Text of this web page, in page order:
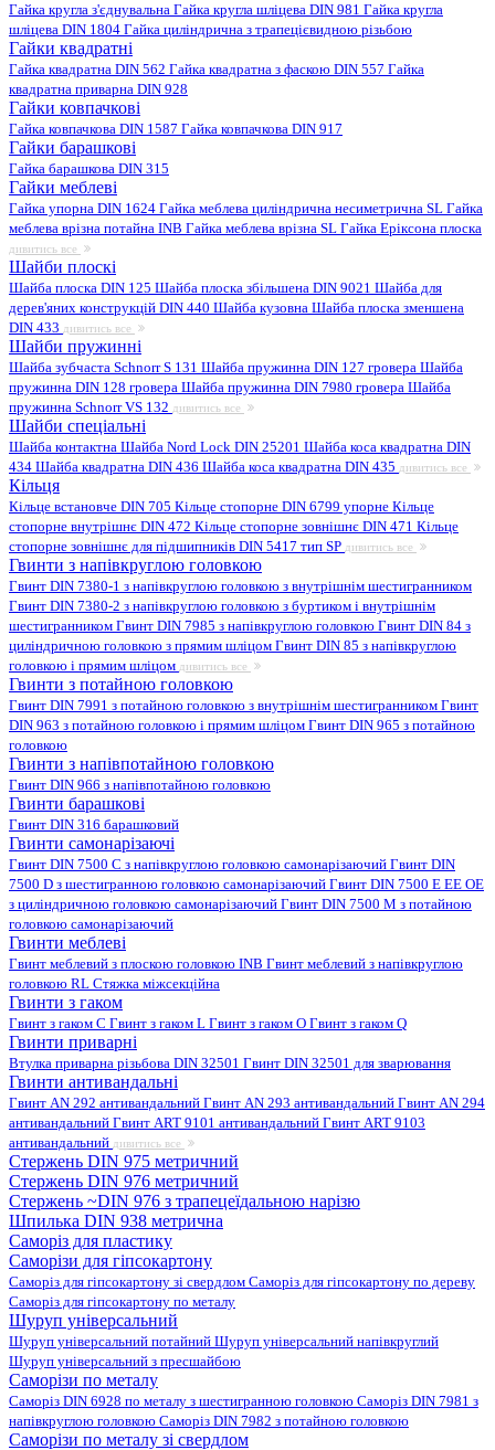
Гайка кругла з'єднувальна Гайка кругла шліцева DIN 981 Гайка кругла
шліцева DIN 1804 Гайка циліндрична з трапецієвидною різьбою
Гайки квадратні
Гайка квадратна DIN 562 Гайка квадратна з фаскою DIN 557 Гайка
квадратна приварна DIN 928
Гайки ковпачкові
Гайка ковпачкова DIN 1587 Гайка ковпачкова DIN 917
Гайки барашкові
Гайка барашкова DIN 315
Гайки меблеві
Гайка упорна DIN 1624 Гайка меблева циліндрична несиметрична SL Гайка
меблева врізна потайна INB Гайка меблева врізна SL Гайка Еріксона плоска
дивитись все
Шайби плоскі
Шайба плоска DIN 125 Шайба плоска збільшена DIN 9021 Шайба для
дерев'яних конструкцій DIN 440 Шайба кузовна Шайба плоска зменшена
DIN 433 дивитись все
Шайби пружинні
Шайба зубчаста Schnorr S 131 Шайба пружинна DIN 127 гровера Шайба
пружинна DIN 128 гровера Шайба пружинна DIN 7980 гровера Шайба
пружинна Schnorr VS 132 дивитись все
Шайби спеціальні
Шайба контактна Шайба Nord Lock DIN 25201 Шайба коса квадратна DIN
434 Шайба квадратна DIN 436 Шайба коса квадратна DIN 435 дивитись все
Кільця
Кільце встановче DIN 705 Кільце стопорне DIN 6799 упорне Кільце
стопорне внутрішнє DIN 472 Кільце стопорне зовнішнє DIN 471 Кільце
стопорне зовнішнє для підшипників DIN 5417 тип SP дивитись все
Гвинти з напівкруглою головкою
Гвинт DIN 7380-1 з напівкруглою головкою з внутрішнім шестигранником
Гвинт DIN 7380-2 з напівкруглою головкою з буртиком і внутрішнім
шестигранником Гвинт DIN 7985 з напівкруглою головкою Гвинт DIN 84 з
циліндричною головкою з прямим шліцом Гвинт DIN 85 з напівкруглою
головкою і прямим шліцом дивитись все
Гвинти з потайною головкою
Гвинт DIN 7991 з потайною головкою з внутрішнім шестигранником Гвинт
DIN 963 з потайною головкою і прямим шліцом Гвинт DIN 965 з потайною
головкою
Гвинти з напівпотайною головкою
Гвинт DIN 966 з напівпотайною головкою
Гвинти барашкові
Гвинт DIN 316 барашковий
Гвинти самонарізаючі
Гвинт DIN 7500 C з напівкруглою головкою самонарізаючий Гвинт DIN
7500 D з шестигранною головкою самонарізаючий Гвинт DIN 7500 E EE OE
з циліндричною головкою самонарізаючий Гвинт DIN 7500 M з потайною
головкою самонарізаючий
Гвинти меблеві
Гвинт меблевий з плоскою головкою INB Гвинт меблевий з напівкруглою
головкою RL Стяжка міжсекційна
Гвинти з гаком
Гвинт з гаком C Гвинт з гаком L Гвинт з гаком O Гвинт з гаком Q
Гвинти приварні
Втулка приварна різьбова DIN 32501 Гвинт DIN 32501 для зварювання
Гвинти антивандальні
Гвинт AN 292 антивандальний Гвинт AN 293 антивандальний Гвинт AN 294
антивандальний Гвинт ART 9101 антивандальний Гвинт ART 9103
антивандальний дивитись все
Стержень DIN 975 метричний
Стержень DIN 976 метричний
Стержень ~DIN 976 з трапецеїдальною нарізю
Шпилька DIN 938 метрична
Саморіз для пластику
Саморізи для гіпсокартону
Саморіз для гіпсокартону зі свердлом Саморіз для гіпсокартону по дереву
Саморіз для гіпсокартону по металу
Шуруп універсальний
Шуруп універсальний потайний Шуруп універсальний напівкруглий
Шуруп універсальний з пресшайбою
Саморізи по металу
Саморіз DIN 6928 по металу з шестигранною головкою Саморіз DIN 7981 з
напівкруглою головкою Саморіз DIN 7982 з потайною головкою
Саморізи по металу зі свердлом